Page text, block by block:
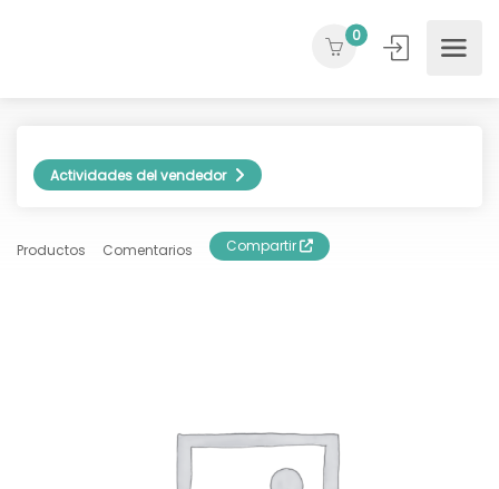
0
Actividades del vendedor
Productos Comentarios Compartir